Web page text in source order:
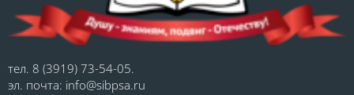
тел. 8 (3919) 73-54-05.
эл. почта: info@sibpsa.ru